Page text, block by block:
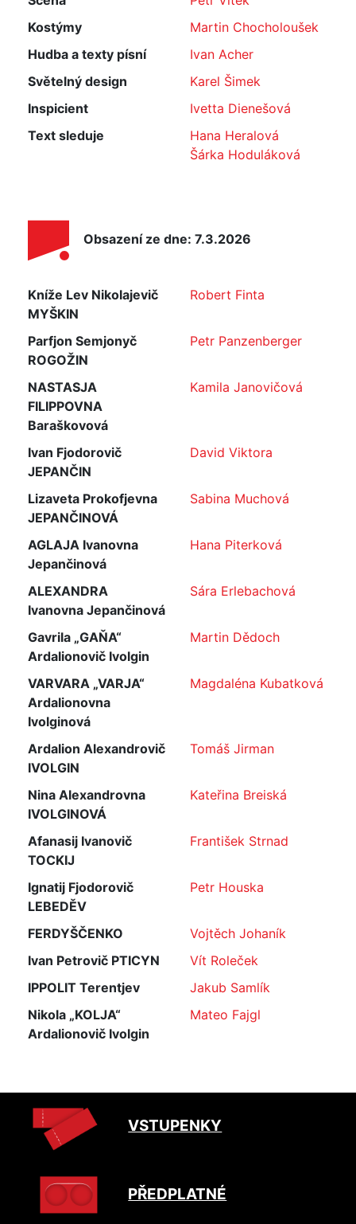
Kostýmy
Martin Chocholoušek
Hudba a texty písní
Ivan Acher
Světelný design
Karel Šimek
Inspicient
Ivetta Dienešová
Text sleduje
Hana Heralová
Šárka Hoduláková
Obsazení ze dne: 7.3.2026
Kníže Lev Nikolajevič
MYŠKIN
Robert Finta
Parfjon Semjonyč
ROGOŽIN
Petr Panzenberger
NASTASJA
FILIPPOVNA
Baraškovová
Kamila Janovičová
Ivan Fjodorovič
JEPANČIN
David Viktora
Lizaveta Prokofjevna
JEPANČINOVÁ
Sabina Muchová
AGLAJA Ivanovna
Jepančinová
Hana Piterková
ALEXANDRA
Ivanovna Jepančinová
Sára Erlebachová
Gavrila „GAŇA“
Ardalionovič Ivolgin
Martin Dědoch
VARVARA „VARJA“
Ardalionovna
Ivolginová
Magdaléna Kubatková
Ardalion Alexandrovič
IVOLGIN
Tomáš Jirman
Nina Alexandrovna
IVOLGINOVÁ
Kateřina Breiská
Afanasij Ivanovič
TOCKIJ
František Strnad
Ignatij Fjodorovič
LEBEDĚV
Petr Houska
FERDYŠČENKO
Vojtěch Johaník
Ivan Petrovič PTICYN
Vít Roleček
IPPOLIT Terentjev
Jakub Samlík
Nikola „KOLJA“
Ardalionovič Ivolgin
Mateo Fajgl
VSTUPENKY
PŘEDPLATNÉ